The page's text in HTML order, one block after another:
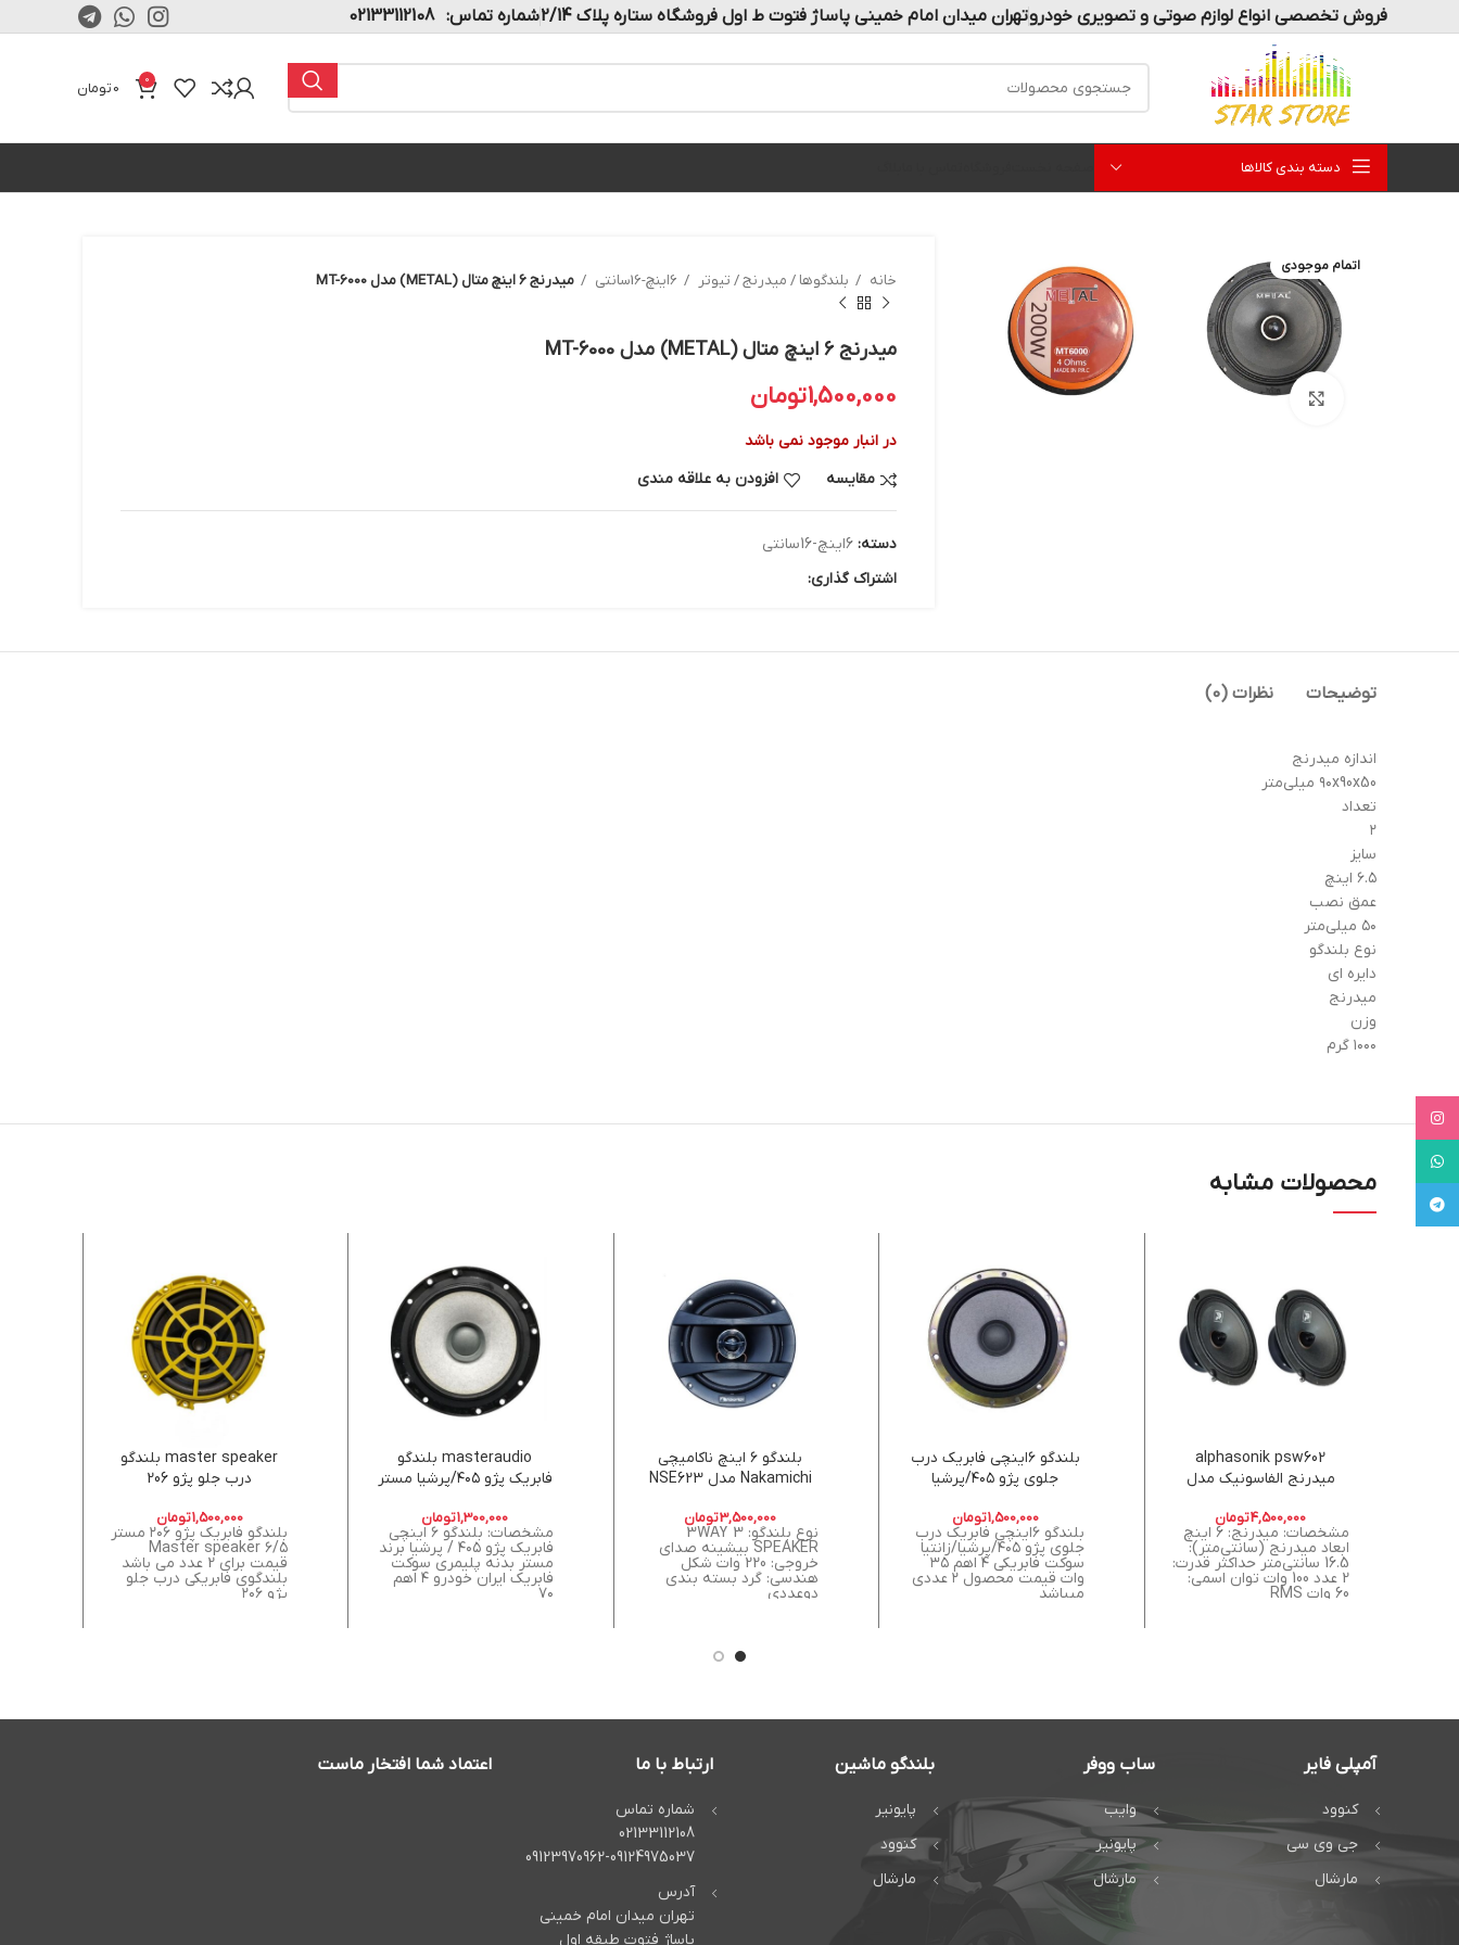
فروش تخصصی انواع لوازم صوتی و تصویری خودروتهران میدان امام خمینی پاساژ فتوت ط اول فروشگاه ستاره پلاک 2/14 شماره تماس: 02133112108
0
0تومان
دسته بندی کالاها
اتمام موجودی
بزرگنمایی تصویر
خانه بلندگوها / میدرنج / تیوتر 6اینچ-16سانتی میدرنج ۶ اینچ متال (METAL) مدل MT-6000
میدرنج ۶ اینچ متال (METAL) مدل MT-6000
1,500,000تومان
در انبار موجود نمی باشد
مقایسه
افزودن به علاقه مندی
دسته: 6اینچ-16سانتی
اشتراک گذاری:
توضیحات نظرات (0)
اندازه میدرنج
۹۰x90x50 میلی‌متر
تعداد
۲
سایز
۶.۵ اینچ
عمق نصب
۵۰ میلی‌متر
نوع بلندگو
دایره ای
میدرنج
وزن
۱۰۰۰ گرم
محصولات مشابه
alphasonik psw602
میدرنج الفاسونیک مدل
4,500,000تومان
مشخصات: میدرنج: 6 اینچ
ابعاد میدرنج (سانتی‌متر):
16.5 سانتی‌متر حداکثر قدرت:
2 عدد 100 وات توان اسمی:
60 وات RMS
بلندگو ۶اینچی فابریک درب
جلوی پژو ۴۰۵/پرشیا
1,500,000تومان
بلندگو ۶اینچی فابریک درب
جلوی پژو ۴۰۵/پرشیا/زانتیا
سوکت فابریکی ۴ اهم ۳۵
وات قیمت محصول ۲ عددی
میباشد
بلندگو ۶ اینچ ناکامیچی
Nakamichi مدل NSE623
3,500,000تومان
نوع بلندگو: 3WAY 3
SPEAKER بیشینه صدای
خروجی: 220 وات شکل
هندسی: گرد بسته بندی
دوعددی
masteraudio بلندگو
فابریک پژو ۴۰۵/پرشیا مستر
1,300,000تومان
مشخصات: بلندگو ۶ اینچی
فابریک پژو ۴۰۵ / پرشیا برند
مستر بدنه پلیمری سوکت
فابریک ایران خودرو ۴ اهم
۷۰
master speaker بلندگو
درب جلو پژو 206
1,500,000تومان
بلندگو فابریک پژو ۲۰۶ مستر
۶/۵ Master speaker
قیمت برای 2 عدد می باشد
بلندگوی فابریکی درب جلو
پژو ۲۰۶
آمپلی فایر
کنوود
جی وی سی
مارشال
ساب ووفر
وایب
پایونیر
مارشال
بلندگو ماشین
پایونیر
کنوود
مارشال
ارتباط با ما
شماره تماس
02133112108
09123970962-09124975037
آدرس
تهران میدان امام خمینی
پاساژ فتوت طبقه اول
اعتماد شما افتخار ماست